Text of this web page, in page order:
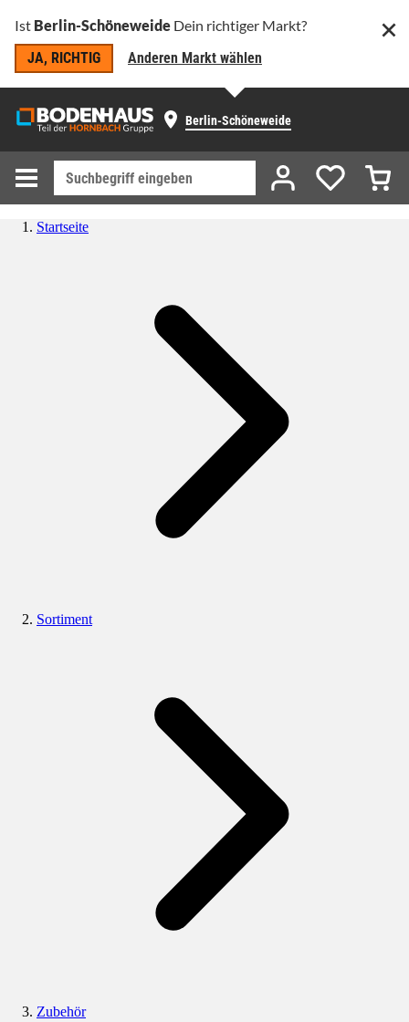
Ist Berlin-Schöneweide Dein richtiger Markt?
JA, RICHTIG
Anderen Markt wählen
Berlin-Schöneweide
Startseite
Sortiment
Zubehör